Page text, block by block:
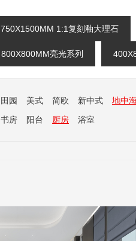
750X1500MM 1:1复刻釉大理石
800X800MM亮光系列
田园 美式 简欧 新中式
地中
书房 阳台 厨房 浴室